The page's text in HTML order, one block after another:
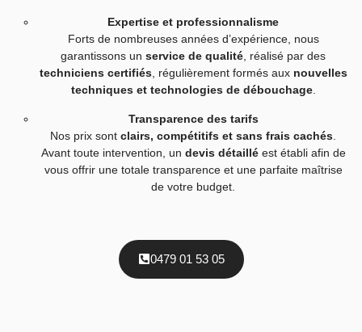
Expertise et professionnalisme
Forts de nombreuses années d’expérience, nous
garantissons un service de qualité , réalisé par des
techniciens certifiés, régulièrement formés aux nouvelles
techniques et technologies de débouchage.
Transparence des tarifs
Nos prix sont clairs, compétitifs et sans frais cachés
Avant toute intervention, un devis détailléest établi afin de
vous offrir une totale transparence et une parfaite maîtrise
de votre budget.
0479 01 53 05